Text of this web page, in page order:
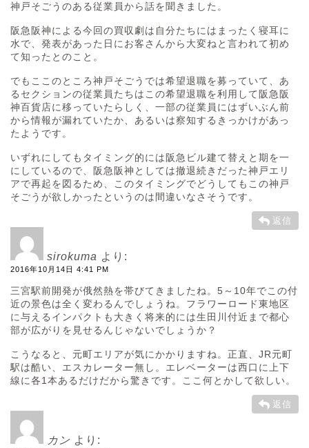
神戸そごうのある従業員から話を聞きました。
阪急阪神による今回の買収劇は自分たちにはまったく寝耳に
水で、発表があった日にお客さんから大変ねと言われて初め
て知ったとのこと。
でもここのところ神戸そごうでは希望退職を募っていて、あ
るセクションの従業員たちはこの希望退職を利用して阪急阪
神百貨店に移っていたらしく、一部の従業員にはずいぶん前
から情報が漏れていたか、あるいは察知するきっかけがあっ
たようです。
いずれにしてもタイミング的には阪急ビル建て替えと期を一
にしているので、阪急阪神としては撤退続きだった神戸エリ
アで再起を図るため、このタイミングでどうしてもこの神戸
そごうが欲しかったというのは間違いなさそうです。
返信
sirokuma より:
2016年10月14日 4:41 PM
三宮駅前開発が俄然熱を帯びてきましたね。5～10年でこの付
近の景色は全く変わるんでしょうね。フラワーロード東地区
に与えるインパクトも大きく将来的には生田川付近まで都心
部が広がりを見せるんじゃないでしょうか？
こうなると、元町エリアが気にかかりますね。正直、JR元町
駅は酷い、エスカレーター無し。エレベーターは西口に上下
線に各1本あるだけだから驚きです。ここ何とかして欲しい。
返信
カン より: